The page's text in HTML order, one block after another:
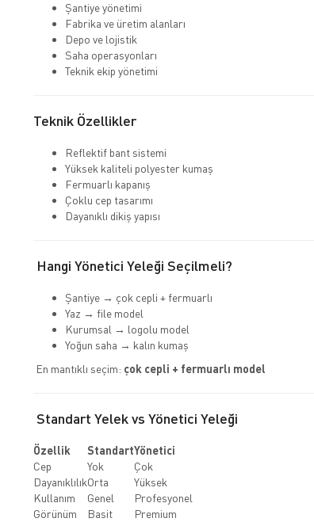
Şantiye yönetimi
Fabrika ve üretim alanları
Depo ve lojistik
Saha operasyonları
Teknik ekip yönetimi
Teknik Özellikler
Reflektif bant sistemi
Yüksek kaliteli polyester kumaş
Fermuarlı kapanış
Çoklu cep tasarımı
Dayanıklı dikiş yapısı
Hangi Yönetici Yeleği Seçilmeli?
Şantiye → çok cepli + fermuarlı
Yaz → file model
Kurumsal → logolu model
Yoğun saha → kalın kumaş
En mantıklı seçim: çok cepli + fermuarlı model
Standart Yelek vs Yönetici Yeleği
Özellik StandartYönetici
Cep
Yok
Çok
DayanıklılıkOrta
Yüksek
Kullanım
Genel
Profesyonel
Görünüm
Basit
Premium